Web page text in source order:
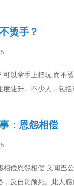
烫手？
可以拿手上把玩,而不
陡升。不少人，包
：恩怨相偿
偿恩怨相偿 又闻巴
反自贯颅死。此人感